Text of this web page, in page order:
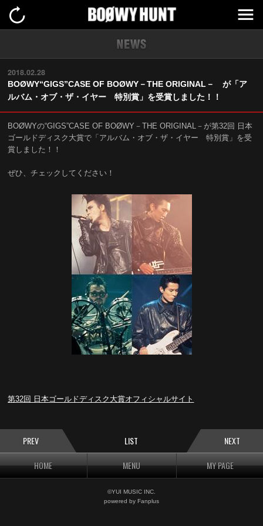
2018.02.28
BOØWY“GIGS”CASE OF BOØWY－THE ORIGINAL－ が「ア
ルバム・オブ・ザ・イヤー 特別賞」を受賞しました！！
BOØWYの“GIGS”CASE OF BOØWY－THE ORIGINAL－が第32回 日本
ゴールドディスク大賞で「アルバム・オブ・ザ・イヤー 特別賞」を受
賞しました！！
ぜひ、チェックしてください！
第32回 日本ゴールドディスク大賞オフィシャルサイト
PREV LIST
NEXT
HOME
MENU MY PAGE
©YUI MUSIC INC.
powered by Fanplus